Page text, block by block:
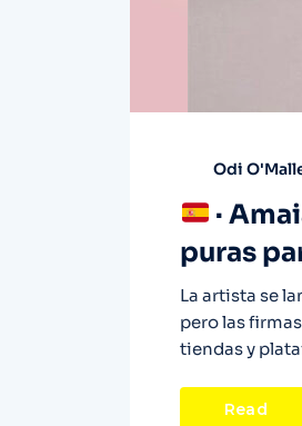
Odi
·
puras
La artista se
pero las
tiendas y
Read